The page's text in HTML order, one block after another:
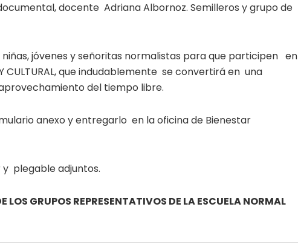
docente Adriana Albornoz. Semilleros y grupo de
jóvenes y señoritas normalistas para que participen en
CULTURAL, que indudablemente se convertirá en una
del tiempo libre.
anexo y entregarlo en la oficina de Bienestar
plegable adjuntos.
LOS GRUPOS REPRESENTATIVOS DE LA ESCUELA NORMAL